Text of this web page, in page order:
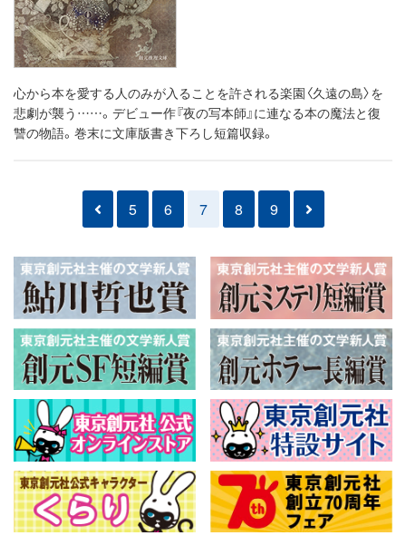
心から本を愛する人のみが入ることを許される楽園〈久遠の島〉を
悲劇が襲う……。デビュー作『夜の写本師』に連なる本の魔法と復
讐の物語。巻末に文庫版書き下ろし短篇収録。
5 6 7 8 9